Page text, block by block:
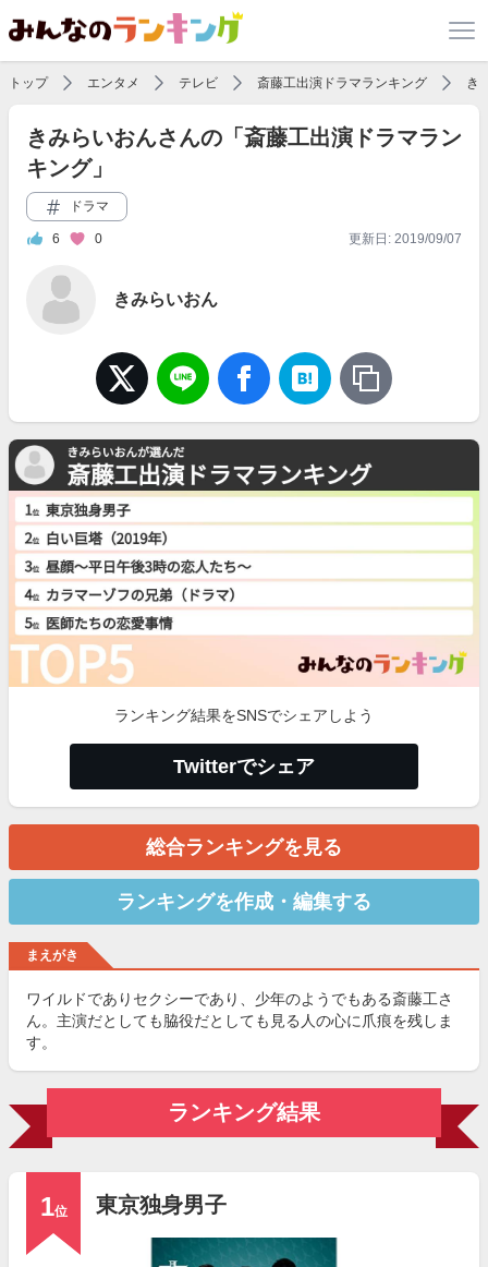
トップ エンタメ テレビ 斎藤工出演ドラマランキング き
きみらいおんさんの「斎藤工出演ドラマラン
キング」
ドラマ
6 0 更新日: 2019/09/07
きみらいおん
ランキング結果をSNSでシェアしよう
Twitterでシェア
総合ランキングを見る
ランキングを作成・編集する
まえがき
ワイルドでありセクシーであり、少年のようでもある斎藤工さ
ん。主演だとしても脇役だとしても見る人の心に爪痕を残しま
す。
ランキング結果
1位 東京独身男子